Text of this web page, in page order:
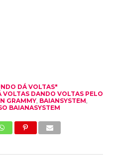
DÁ VOLTAS"
VOLTAS DANDO VOLTAS PELO
GRAMMY, BAIANSYSTEM
BAIANASYSTEM